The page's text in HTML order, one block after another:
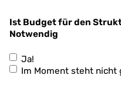
Ist Budget für den
Notwendig
Ja!
Im Moment steht nicht